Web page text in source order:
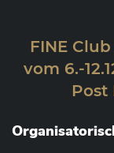
FINE
vom 6.-
Post